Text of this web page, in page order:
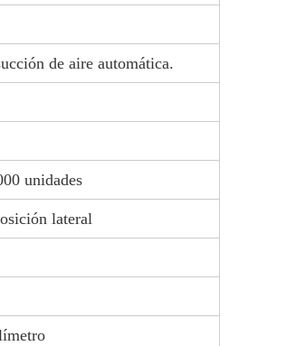
de aire automática.
unidades
lateral